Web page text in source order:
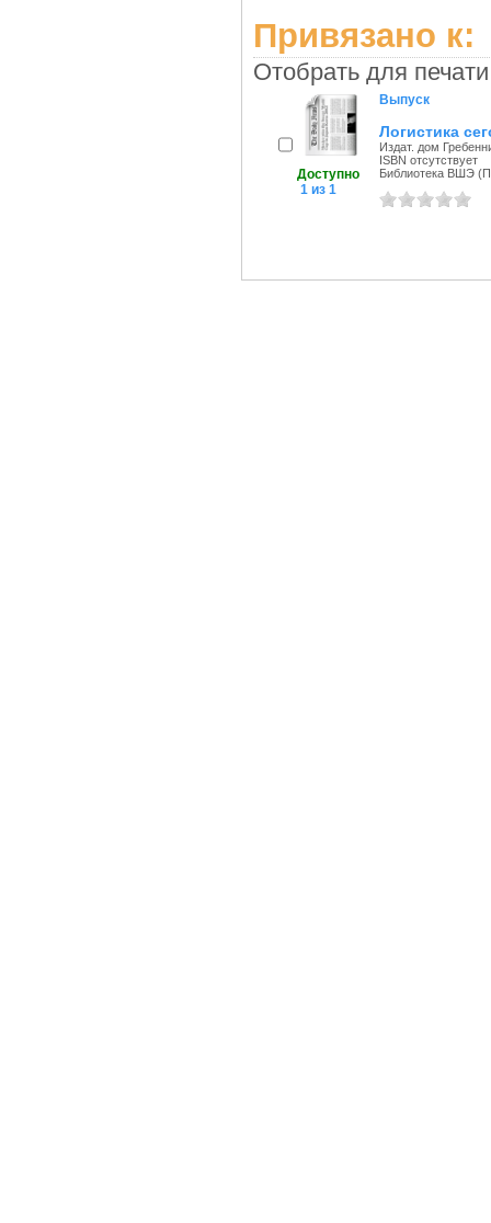
Привязано к:
Отобрать для
Доступно
1 из 1
Выпуск
Логистика
Издат. дом
ISBN отсутствует
Библиотека ВШЭ